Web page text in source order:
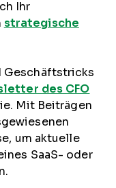
Ihr
strategische
Geschäftstricks
des CFO
Mit Beiträgen
um aktuelle
SaaS- oder